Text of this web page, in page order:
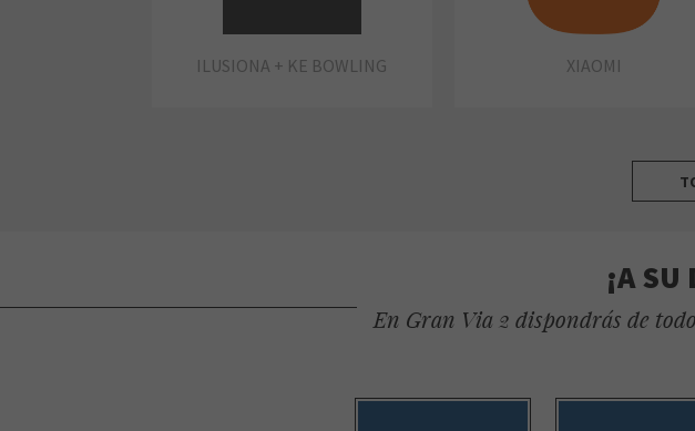
ILUSIONA + KE BOWLING XIAOMI
¡A
En Gran Via 2 dispondrás de